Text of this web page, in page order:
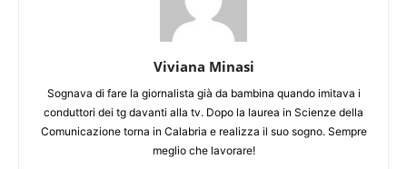
Viviana Minasi
Sognava di fare la giornalista già da bambina quando imitava i
conduttori dei tg davanti alla tv. Dopo la laurea in Scienze della
Comunicazione torna in Calabria e realizza il suo sogno. Sempre
meglio che lavorare!